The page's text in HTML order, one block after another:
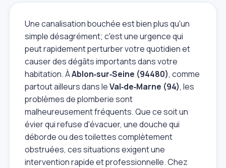
Une canalisation bouchée est bien plus qu'un
simple désagrément; c'est une urgence qui
peut rapidement perturber votre quotidien et
causer des dégâts importants dans votre
habitation. ÀAblon‑sur‑Seine (94480), comme
partout ailleurs dans leVal‑de‑Marne (94), les
problèmes de plomberie sont
malheureusement fréquents. Que ce soit un
évier qui refuse d'évacuer, une douche qui
déborde ou des toilettes complètement
obstruées, ces situations exigent une
intervention rapide et professionnelle. Chez